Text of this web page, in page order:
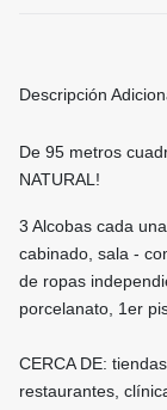
Descripción
De 95 metros
NATURAL!
3 Alcobas cada
cabinado, sala -
de ropas
porcelanato, 1er
CERCA DE:
restaurantes,